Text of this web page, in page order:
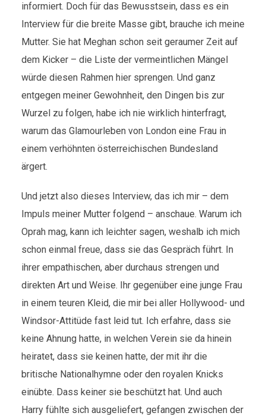
informiert. Doch für das Bewusstsein, dass es ein
Interview für die breite Masse gibt, brauche ich meine
Mutter. Sie hat Meghan schon seit geraumer Zeit auf
dem Kicker – die Liste der vermeintlichen Mängel
würde diesen Rahmen hier sprengen. Und ganz
entgegen meiner Gewohnheit, den Dingen bis zur
Wurzel zu folgen, habe ich nie wirklich hinterfragt,
warum das Glamourleben von London eine Frau in
einem verhöhnten österreichischen Bundesland
ärgert.
Und jetzt also dieses Interview, das ich mir – dem
Impuls meiner Mutter folgend – anschaue. Warum ich
Oprah mag, kann ich leichter sagen, weshalb ich mich
schon einmal freue, dass sie das Gespräch führt. In
ihrer empathischen, aber durchaus strengen und
direkten Art und Weise. Ihr gegenüber eine junge Frau
in einem teuren Kleid, die mir bei aller Hollywood- und
Windsor-Attitüde fast leid tut. Ich erfahre, dass sie
keine Ahnung hatte, in welchen Verein sie da hinein
heiratet, dass sie keinen hatte, der mit ihr die
britische Nationalhymne oder den royalen Knicks
einübte. Dass keiner sie beschützt hat. Und auch
Harry fühlte sich ausgeliefert, gefangen zwischen der